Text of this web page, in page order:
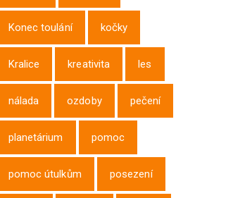
Konec toulání kočky
Kralice kreativita les
nálada ozdoby pečení
planetárium pomoc
pomoc útulkům posezení